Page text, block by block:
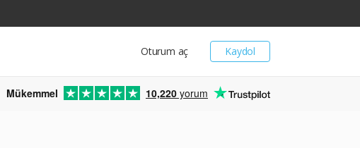
Kaydol
Oturum aç
Mükemmel 10,220 yorum